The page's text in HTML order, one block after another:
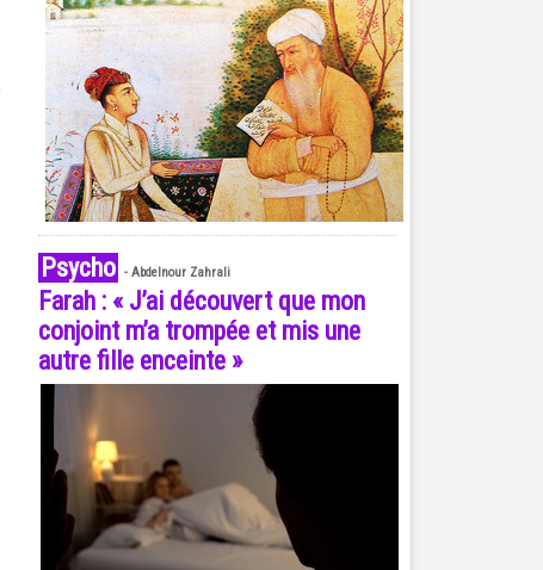
Psycho - Abdelnour Zahrali
Farah : « J’ai découvert que mon
conjoint m’a trompée et mis une
autre fille enceinte »